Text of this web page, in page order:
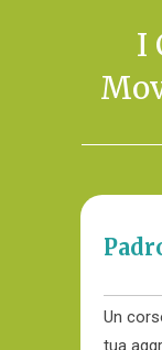
I
Un
tua